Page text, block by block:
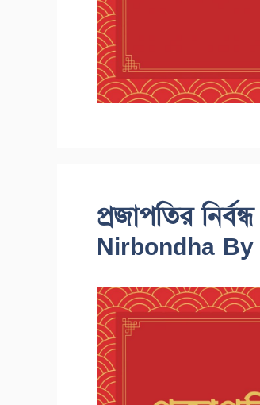
প্রজাপতির
Nirbondha